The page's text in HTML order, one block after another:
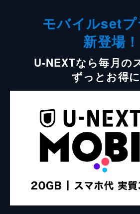
モバイルset
新登場！
U-NEXTなら毎月の
ずっとお得に